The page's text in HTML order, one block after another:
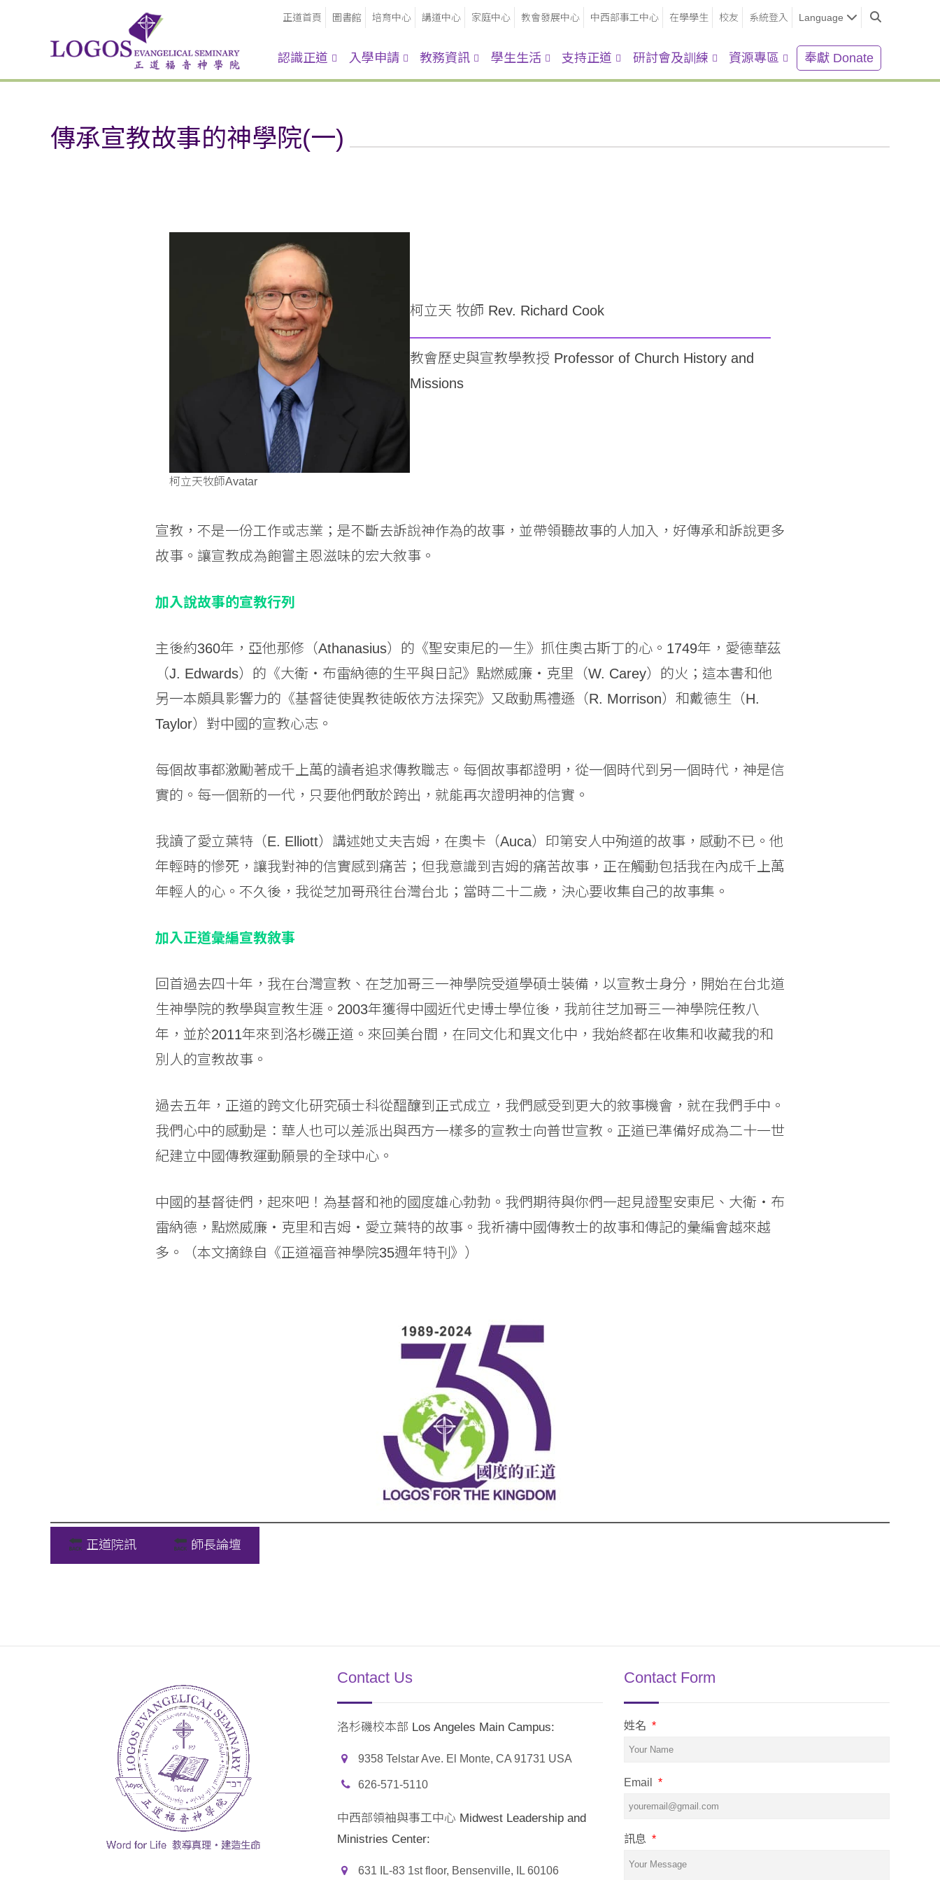
正道首頁 圖書館 培育中心 講道中心 家庭中心 教會發展中心 中西部事工中心 在學學生 校友 系統登入 Language
認識正道 入學申請 教務資訊 學生生活 支持正道 研討會及訓練 資源專區 奉獻 Donate
傳承宣教故事的神學院(一)
柯立天牧師Avatar
柯立天 牧師 Rev. Richard Cook
教會歷史與宣教學教授 Professor of Church History and
Missions
宣教，不是一份工作或志業；是不斷去訴說神作為的故事，並帶領聽故事的人加入，好傳承和訴說更多
故事。讓宣教成為飽嘗主恩滋味的宏大敘事。
加入說故事的宣教行列
主後約360年，亞他那修（Athanasius）的《聖安東尼的一生》抓住奧古斯丁的心。1749年，愛德華茲
（J. Edwards）的《大衛‧布雷納德的生平與日記》點燃威廉‧克里（W. Carey）的火；這本書和他
另一本頗具影響力的《基督徒使異教徒皈依方法探究》又啟動馬禮遜（R. Morrison）和戴德生（H.
Taylor）對中國的宣教心志。
每個故事都激勵著成千上萬的讀者追求傳教職志。每個故事都證明，從一個時代到另一個時代，神是信
實的。每一個新的一代，只要他們敢於跨出，就能再次證明神的信實。
我讀了愛立葉特（E. Elliott）講述她丈夫吉姆，在奧卡（Auca）印第安人中殉道的故事，感動不已。他
年輕時的慘死，讓我對神的信實感到痛苦；但我意識到吉姆的痛苦故事，正在觸動包括我在內成千上萬
年輕人的心。不久後，我從芝加哥飛往台灣台北；當時二十二歲，決心要收集自己的故事集。
加入正道彙編宣教敘事
回首過去四十年，我在台灣宣教、在芝加哥三一神學院受道學碩士裝備，以宣教士身分，開始在台北道
生神學院的教學與宣教生涯。2003年獲得中國近代史博士學位後，我前往芝加哥三一神學院任教八
年，並於2011年來到洛杉磯正道。來回美台間，在同文化和異文化中，我始終都在收集和收藏我的和
別人的宣教故事。
過去五年，正道的跨文化研究碩士科從醞釀到正式成立，我們感受到更大的敘事機會，就在我們手中。
我們心中的感動是：華人也可以差派出與西方一樣多的宣教士向普世宣教。正道已準備好成為二十一世
紀建立中國傳教運動願景的全球中心。
中國的基督徒們，起來吧！為基督和祂的國度雄心勃勃。我們期待與你們一起見證聖安東尼、大衛‧布
雷納德，點燃威廉‧克里和吉姆‧愛立葉特的故事。我祈禱中國傳教士的故事和傳記的彙編會越來越
多。（本文摘錄自《正道福音神學院35週年特刊 》）
正道院訊 師長論壇
Contact Us
洛杉磯校本部 Los Angeles Main Campus:
9358 Telstar Ave. El Monte, CA 91731 USA
626-571-5110
中西部領袖與事工中心 Midwest Leadership and
Ministries Center:
631 IL-83 1st floor, Bensenville, IL 60106
Contact Form
姓名 *
Email *
訊息 *